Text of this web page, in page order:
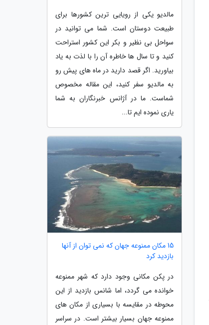
مالدیو یکی از رویایی ترین کشورها برای
طبیعت دوستان است. شما می توانید در
سواحل بی نظیر و بکر این کشور استراحت
کنید و تا سال ها خاطره آن را با لذت به یاد
بیاورید. اگر قصد دارید در ماه های پیش رو
به مالدیو سفر کنید، این مقاله مخصوص
شماست. ما در آژانس خبرنگاران به شما
یاری نموده ایم تا...
15 مکان ممنوعه جهان که نمی توان از آنها
بازدید کرد
در پکن مکانی وجود دارد که شهر ممنوعه
خوانده می گردد، اما شانس بازدید از این
محوطه در مقایسه با بسیاری از مکان های
ممنوعه جهان بسیار بیشتر است. در سراسر